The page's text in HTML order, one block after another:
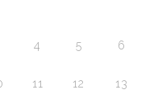
4 5 6
11 12 13